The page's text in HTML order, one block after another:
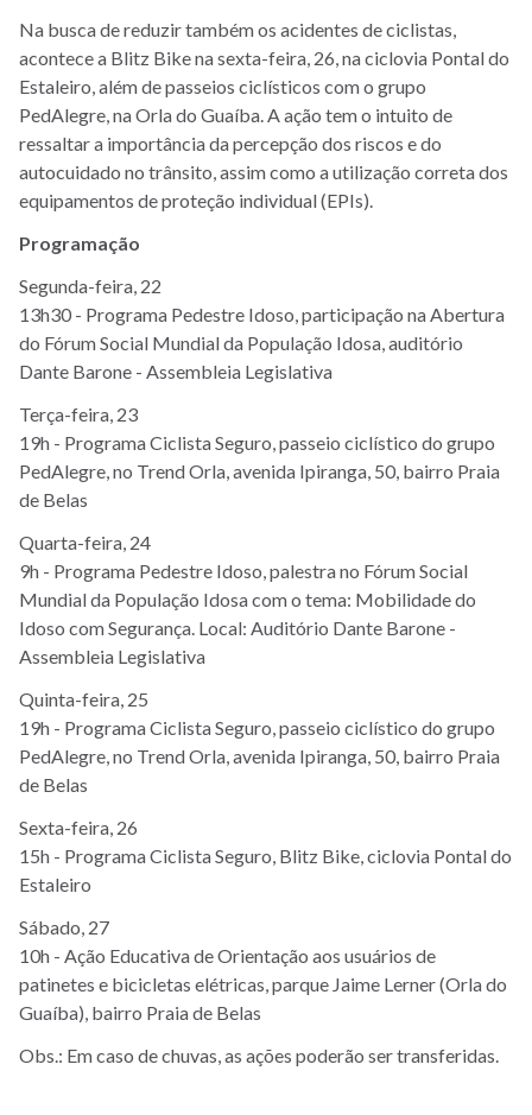
Na busca de reduzir também os acidentes de ciclistas,
acontece a Blitz Bike na sexta-feira, 26, na ciclovia Pontal do
Estaleiro, além de passeios ciclísticos com o grupo
PedAlegre, na Orla do Guaíba. A ação tem o intuito de
ressaltar a importância da percepção dos riscos e do
autocuidado no trânsito, assim como a utilização correta dos
equipamentos de proteção individual (EPIs).
Programação
Segunda-feira, 22
13h30 - Programa Pedestre Idoso, participação na Abertura
do Fórum Social Mundial da População Idosa, auditório
Dante Barone - Assembleia Legislativa
Terça-feira, 23
19h - Programa Ciclista Seguro, passeio ciclístico do grupo
PedAlegre, no Trend Orla, avenida Ipiranga, 50, bairro Praia
de Belas
Quarta-feira, 24
9h - Programa Pedestre Idoso, palestra no Fórum Social
Mundial da População Idosa com o tema: Mobilidade do
Idoso com Segurança. Local: Auditório Dante Barone -
Assembleia Legislativa
Quinta-feira, 25
19h - Programa Ciclista Seguro, passeio ciclístico do grupo
PedAlegre, no Trend Orla, avenida Ipiranga, 50, bairro Praia
de Belas
Sexta-feira, 26
15h - Programa Ciclista Seguro, Blitz Bike, ciclovia Pontal do
Estaleiro
Sábado, 27
10h - Ação Educativa de Orientação aos usuários de
patinetes e bicicletas elétricas, parque Jaime Lerner (Orla do
Guaíba), bairro Praia de Belas
Obs.: Em caso de chuvas, as ações poderão ser transferidas.